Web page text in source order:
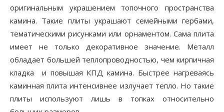
оригинальным украшением топочного пространства
камина. Такие плиты украшают семейными гербами,
тематическими рисунками или орнаментом. Сама плита
имеет не только декоративное значение. Металл
обладает большей теплопроводностью, чем кирпичная
кладка и повышая КПД камина. Быстрее нагреваясь
каминная плита интенсивнее излучает тепло. Но такие
плиты используют лишь в топках относительно